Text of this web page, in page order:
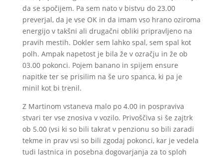
da se spočijem. Pa sem nato v bistvu do 23.00
preverjal, da je vse OK in da imam vso hrano oziroma
energijo v takšni ali drugačni obliki pripravljeno na
pravih mestih. Dokler sem lahko spal, sem spal kot
polh. Ampak napetost je bila že v ozračju in že ob
03.00 pokonci. Pojem banano in spijem ensure
napitke ter se prisilim na še uro spanca, ki pa je
minil kot bi trenil.
Z Martinom vstaneva malo po 4.00 in pospraviva
stvari ter vse znosiva v vozilo. Privoščiva si še zajtrk
ob 5.00 (vsi ki so bili takrat v penzionu so bili zaradi
tekme in prav vsi so bili zgodaj pokonci, kar je vedela
tudi lastnica in posebna dogovarjanja za to sploh